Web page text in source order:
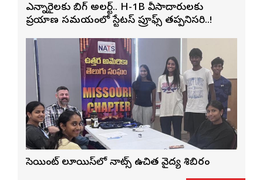
ఎన్నారైలకు బిగ్ అలర్ట్.. H-1B వీసాదారులకు
ప్రయాణ సమయంలో స్టేటస్ ప్రూఫ్స్ తప్పనిసరి..!
సెయింట్ లూయిస్‌లో నాట్స్ ఉచిత వైద్య శిబిరం